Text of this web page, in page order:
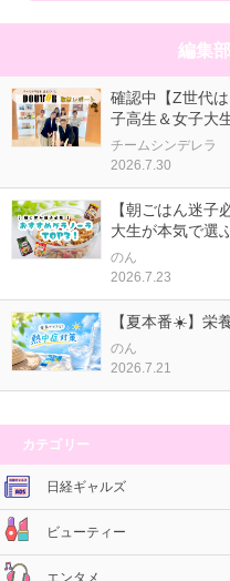
編集
確認中【Z世代
子高生＆女子大
チームシンデレラ
2026.7.30
【朝ごはん迷
大生が本気で選
のん
2026.7.23
【夏本番☀️】栄
のん
2026.7.21
カテゴリー
日経ギャルズ
ビューティー